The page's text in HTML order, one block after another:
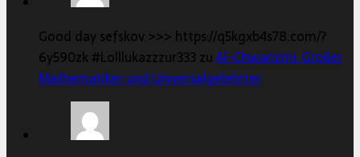
Good day sefskov >>> https://q5kgxb4s78.com/?
6y590zk #Lolllukazzzur333 zuAl-Chwarizmi: Großer
Mathematiker und Universalgelehrter